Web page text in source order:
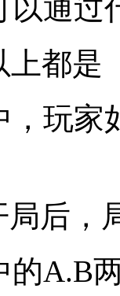
以通过
上都是
，玩家
后，
的A.B